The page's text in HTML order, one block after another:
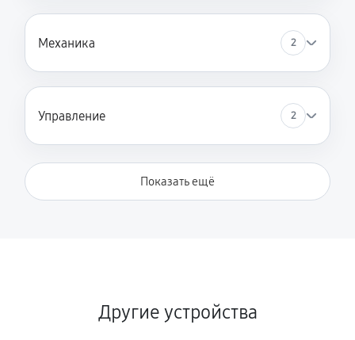
Механика 2
Управление 2
Показать ещё
Другие устройства